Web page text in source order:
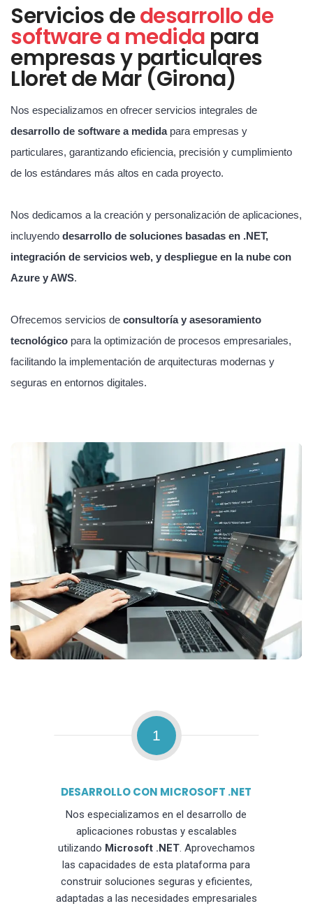
Servicios dedesarrollo de
software a medida para
empresas y particulares
Lloret de Mar (Girona)
Nos especializamos en ofrecer servicios integrales de
desarrollo de software a medidapara empresas y
particulares, garantizando eficiencia, precisión y cumplimiento
de los estándares más altos en cada proyecto.
Nos dedicamos a la creación y personalización de aplicaciones,
incluyendo desarrollo de soluciones basadas en .NET,
integración de servicios web, y despliegue en la nube con
Azure y AWS.
Ofrecemos servicios de consultoría y asesoramiento
tecnológico para la optimización de procesos empresariales,
facilitando la implementación de arquitecturas modernas y
seguras en entornos digitales.
1
DESARROLLO CON MICROSOFT .NET
Nos especializamos en el desarrollo de
aplicaciones robustas y escalables
utilizando Microsoft .NET. Aprovechamos
las capacidades de esta plataforma para
construir soluciones seguras y eficientes,
adaptadas a las necesidades empresariales